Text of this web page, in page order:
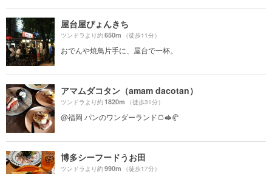
屋台屋ぴょんきち
ツンドラより約650m （徒歩11分）
おでんや焼鳥片手に、屋台で一杯。
アマムダコタン（amam dacotan）
ツンドラより約1820m （徒歩31分）
@福岡 パンのワンダーランド🍞🥪🥐
博多シーフードうお田
ツンドラより約990m （徒歩17分）